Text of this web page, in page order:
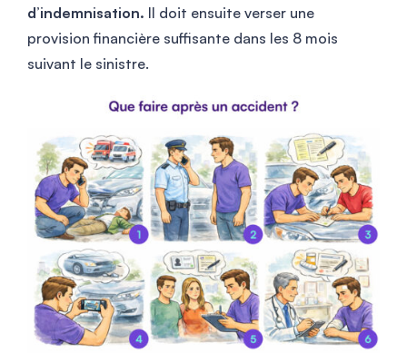
d’indemnisation. Il doit ensuite verser une
provision financière suffisante dans les 8 mois
suivant le sinistre.